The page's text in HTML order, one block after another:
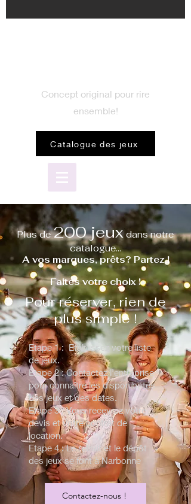
Concept original pour rire
ensemble!
Catalogue des jeux
Plus de200 jeux dans notre
catalogue...
A vos marques, prêts? Partez !
Faites votre choix !
Pour réserver, rien de
plus simple !
Etape 1 : Etablissez votre liste
de jeux.
Etape 2 : Contactez l’entreprise
pour connaître les disponibilités
des jeux et des dates.
Etape 3 : Vous recevrez votre
devis et votre contrat de
location.
Etape 4 : Le retrait et le dépôt
des jeux se font à Narbonne
Contactez-nous !